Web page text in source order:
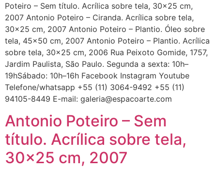
Poteiro – Sem título. Acrílica sobre tela, 30×25 cm,
2007 Antonio Poteiro – Ciranda. Acrílica sobre tela,
30×25 cm, 2007 Antonio Poteiro – Plantio. Óleo sobre
tela, 45×50 cm, 2007 Antonio Poteiro – Plantio. Acrílica
sobre tela, 30×25 cm, 2006 Rua Peixoto Gomide, 1757,
Jardim Paulista, São Paulo. Segunda a sexta: 10h–
19hSábado: 10h–16h Facebook Instagram Youtube
Telefone/whatsapp +55 (11) 3064-9492 +55 (11)
94105-8449 E-mail: galeria@espacoarte.com
Antonio Poteiro – Sem
título. Acrílica sobre tela,
30×25 cm, 2007